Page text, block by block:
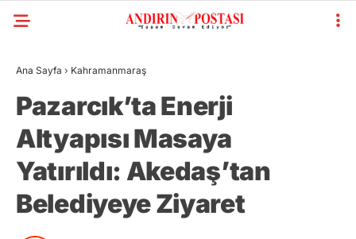
Ana Sayfa › Kahramanmaraş
Pazarcık’ta Enerji
Altyapısı Masaya
Yatırıldı: Akedaş’tan
Belediyeye Ziyaret